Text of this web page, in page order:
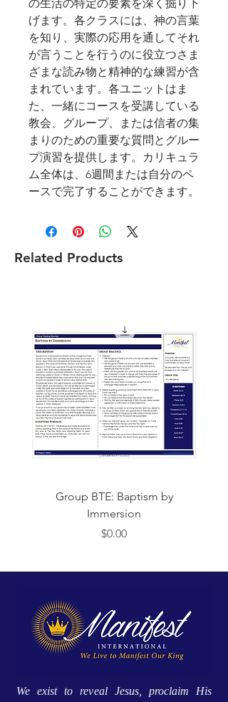
の生活の特定の要素を深く掘り下
げます。各クラスには、神の言葉
を知り、実際の応用を通してそれ
が言うことを行うのに役立つさま
ざまな読み物と精神的な練習が含
まれています。各ユニットはま
た、一緒にコースを受講している
教会、グループ、または信者の集
まりのための重要な質問とグルー
プ演習を提供します。カリキュラ
ム全体は、6週間または自分のペ
ースで完了することができます。
Related Products
Group BTE: Baptism by
Immersion
価格
$0.00
We exist to reveal Jesus, proclaim His